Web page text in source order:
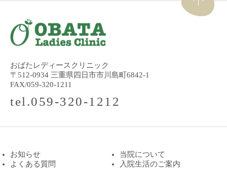
おばたレディースクリニック
〒512-0934 三重県四日市市川島町6842-1
FAX/059-320-1211
tel.059-320-1212
お知らせ
当院について
よくある質問
入院生活のご案内